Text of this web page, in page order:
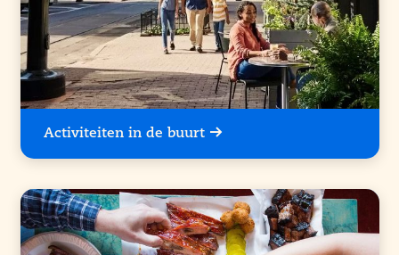
Activiteiten in de buurt